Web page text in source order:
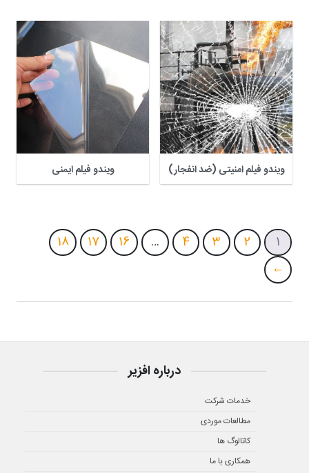
ویندو فیلم امنیتی (ضد انفجار) ویندو فیلم ایمنی
1
2
3
4
…
16
17
18
←
درباره افزیر
خدمات شرکت
مطالعات موردی
کاتالوگ ها
همکاری با ما